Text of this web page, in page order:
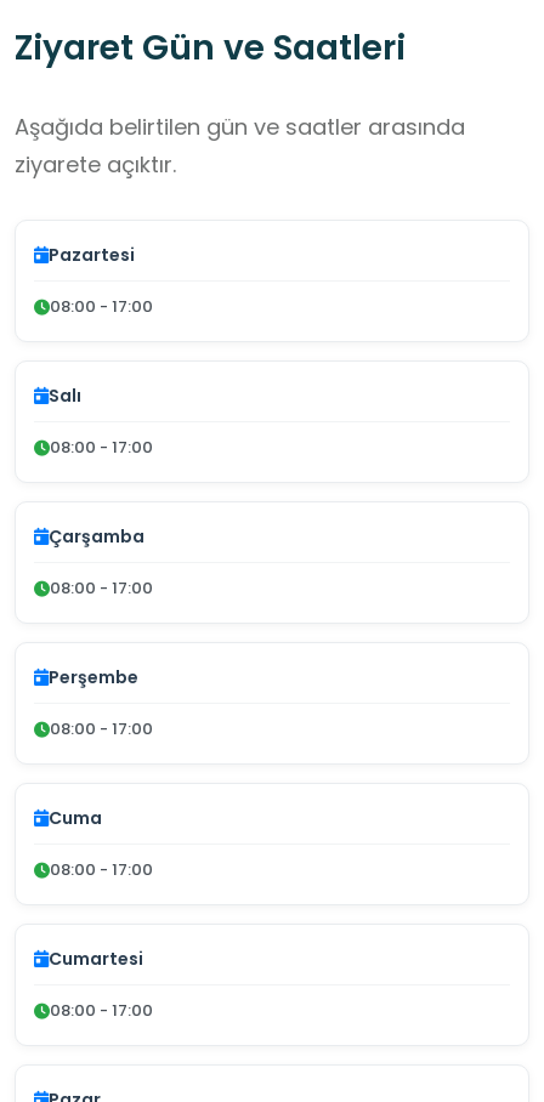
Ziyaret Gün ve Saatleri
Aşağıda belirtilen gün ve saatler arasında
ziyarete açıktır.
Pazartesi
08:00 - 17:00
Salı
08:00 - 17:00
Çarşamba
08:00 - 17:00
Perşembe
08:00 - 17:00
Cuma
08:00 - 17:00
Cumartesi
08:00 - 17:00